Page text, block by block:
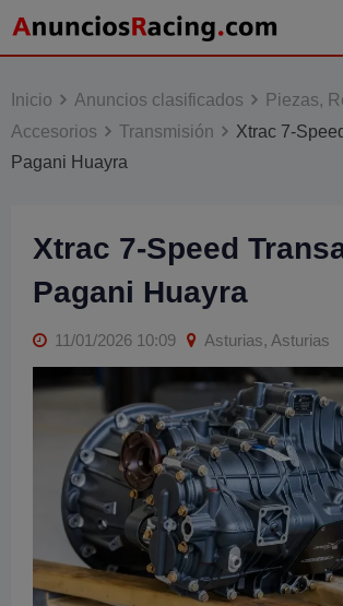
Skip
Inicio
Anuncios clasificados
Piezas,
Accesorios
Transmisión
Xtrac 7-
Pagani Huayra
Xtrac 7-Speed
Pagani Huayra
11/01/2026 10:09 Asturias, Asturias